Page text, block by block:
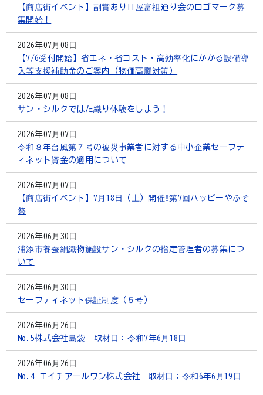
【商店街イベント】副賞あり!!屋富祖通り会のロゴマーク募
集開始！
2026年07月08日
【7/6受付開始】省エネ・省コスト・高効率化にかかる設備導
入等支援補助金のご案内（物価高騰対策）
2026年07月08日
サン・シルクではた織り体験をしよう！
2026年07月07日
令和８年台風第７号の被災事業者に対する中小企業セーフテ
ィネット資金の適用について
2026年07月07日
【商店街イベント】7月18日（土）開催‼第7回ハッピーやふそ
祭
2026年06月30日
浦添市養蚕絹織物施設サン・シルクの指定管理者の募集につ
いて
2026年06月30日
セーフティネット保証制度（５号）
2026年06月26日
No.5株式会社島袋 取材日：令和7年6月18日
2026年06月26日
No.4 エイチアールワン株式会社 取材日：令和6年6月19日